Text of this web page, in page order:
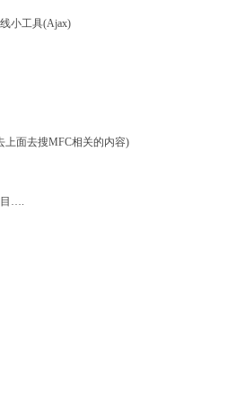
小工具(Ajax)
面去搜MFC相关的内容)
目….